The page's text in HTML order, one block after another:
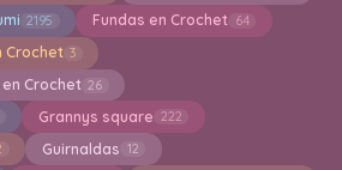
2195 Fundas en Crochet 64
Crochet 3
Crochet 26
Grannys square 222
Guirnaldas 12